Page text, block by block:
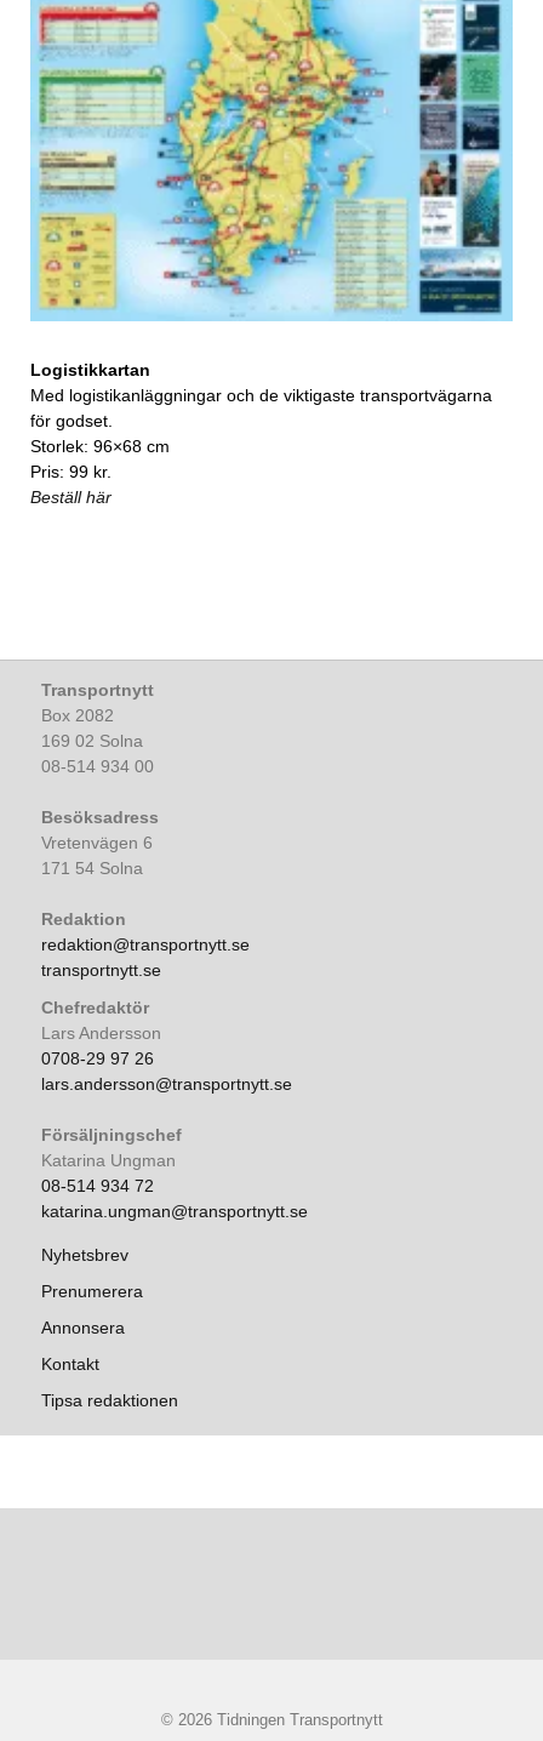
Logistikkartan
Med logistikanläggningar och de viktigaste transportvägarna
för godset.
Storlek: 96×68 cm
Pris: 99 kr.
Beställ här
Transportnytt
Box 2082
169 02 Solna
08-514 934 00
Besöksadress
Vretenvägen 6
171 54 Solna
Redaktion
redaktion@transportnytt.se
transportnytt.se
Chefredaktör
Lars Andersson
0708-29 97 26
lars.andersson@transportnytt.se
Försäljningschef
Katarina Ungman
08-514 934 72
katarina.ungman@transportnytt.se
Nyhetsbrev
Prenumerera
Annonsera
Kontakt
Tipsa redaktionen
© 2026 Tidningen Transportnytt